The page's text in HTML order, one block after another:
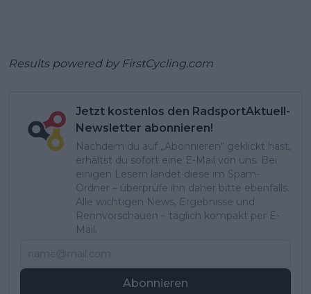
Results powered by FirstCycling.com
Jetzt kostenlos den RadsportAktuell-
Newsletter abonnieren!
Nachdem du auf „Abonnieren“ geklickt hast,
erhältst du sofort eine E-Mail von uns. Bei
einigen Lesern landet diese im Spam-
Ordner – überprüfe ihn daher bitte ebenfalls.
Alle wichtigen News, Ergebnisse und
Rennvorschauen – täglich kompakt per E-
Mail.
Abonnieren